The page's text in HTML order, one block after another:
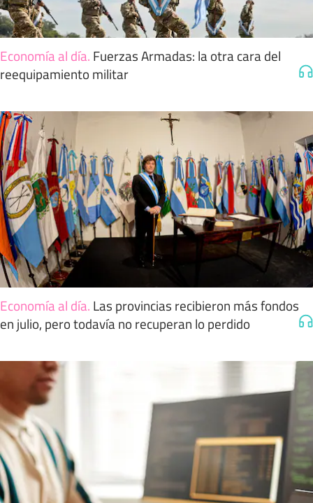
Economía al día. Fuerzas Armadas: la otra cara del
reequipamiento militar
Economía al día. Las provincias recibieron más fondos
en julio, pero todavía no recuperan lo perdido